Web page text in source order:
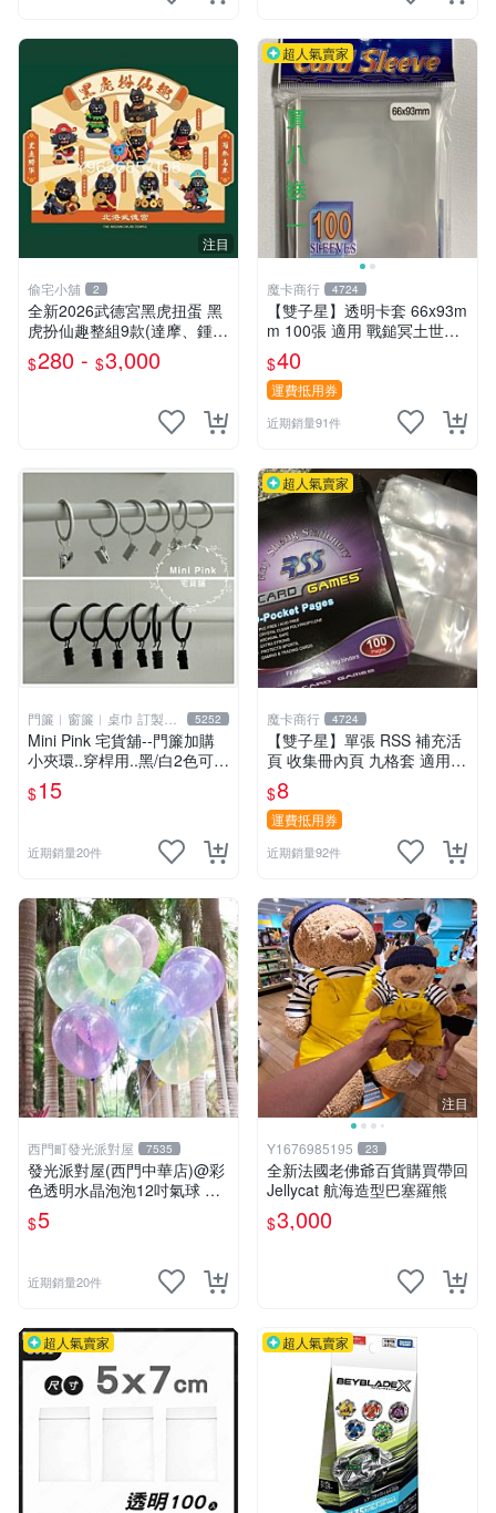
注目
偷宅小舖 2
￼全新2026武德宮黑虎扭蛋 黑
虎扮仙趣整組9款(達摩、鍾
馗、神農大帝、地藏王、三太
子、關公、觀音、太陽星君、
$280 - $3,000
超人氣賣家
魔卡商行 4724
【雙子星】透明卡套 66x93m
m 100張 適用 戰鎚冥土世界
希德塔 卡片 第1層
$40
運費抵用券
近期銷量91件
門簾︱窗簾︱桌巾 訂製販
售
5252
Mini Pink 宅貨舖--門簾加購
小夾環..穿桿用..黑/白2色可選
【K000】不單獨販售
$15
近期銷量20件
超人氣賣家
魔卡商行 4724
【雙子星】單張 RSS 補充活
頁 收集冊內頁 九格套 適用 P
TCG ws 鋼彈 迪士尼 柯南 哥
吉拉
$8
運費抵用券
近期銷量92件
西門町發光派對屋 7535
發光派對屋(西門中華店)@彩
色透明水晶泡泡12吋氣球 透
明彩色氣球
$5
近期銷量20件
注目
Y1676985195 23
全新法國老佛爺百貨購買帶回
Jellycat 航海造型巴塞羅熊
$3,000
超人氣賣家 超人氣賣家